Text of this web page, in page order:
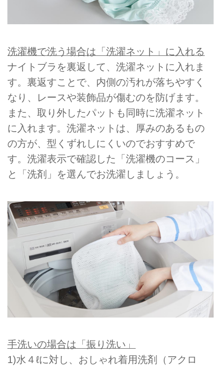
洗濯機で洗う場合は「洗濯ネット」に⼊れる
ナイトブラを裏返して、洗濯ネットに⼊れま
す。裏返すことで、内側の汚れが落ちやすく
なり、レースや装飾品が傷むのを防げます。
また、取り外したパットも同時に洗濯ネット
に⼊れます。洗濯ネットは、厚みのあるもの
の方が、型くずれしにくいのでおすすめで
す。洗濯表示で確認した「洗濯機のコース」
と「洗剤」を選んでお洗濯しましょう。
手洗いの場合は「振り洗い」
1)⽔４ℓに対し、おしゃれ着用洗剤（アクロ